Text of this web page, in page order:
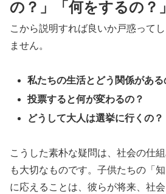
の？」「何をするの？」
こから説明すれば良いか戸惑って
ません。
私たちの生活とどう関係がある
投票すると何が変わるの？
どうして大人は選挙に行くの？
こうした素朴な疑問は、社会の仕
も大切なものです。子供たちの「
に応えることは、彼らが将来、社